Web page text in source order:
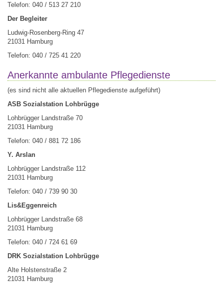
Telefon: 040 / 513 27 210
Der Begleiter
Ludwig-Rosenberg-Ring 47
21031 Hamburg
Telefon: 040 / 725 41 220
Anerkannte ambulante Pflegedienste
(es sind nicht alle aktuellen Pflegedienste aufgeführt)
ASB Sozialstation Lohbrügge
Lohbrügger Landstraße 70
21031 Hamburg
Telefon: 040 / 881 72 186
Y. Arslan
Lohbrügger Landstraße 112
21031 Hamburg
Telefon: 040 / 739 90 30
Lis&Eggenreich
Lohbrügger Landstraße 68
21031 Hamburg
Telefon: 040 / 724 61 69
DRK Sozialstation Lohbrügge
Alte Holstenstraße 2
21031 Hamburg